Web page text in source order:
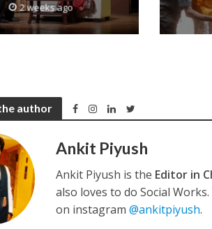
2 weeks ago
author
Ankit Piyush
Ankit Piyush is the Editor in
also loves to do Social
on instagram@ankitpiyush.